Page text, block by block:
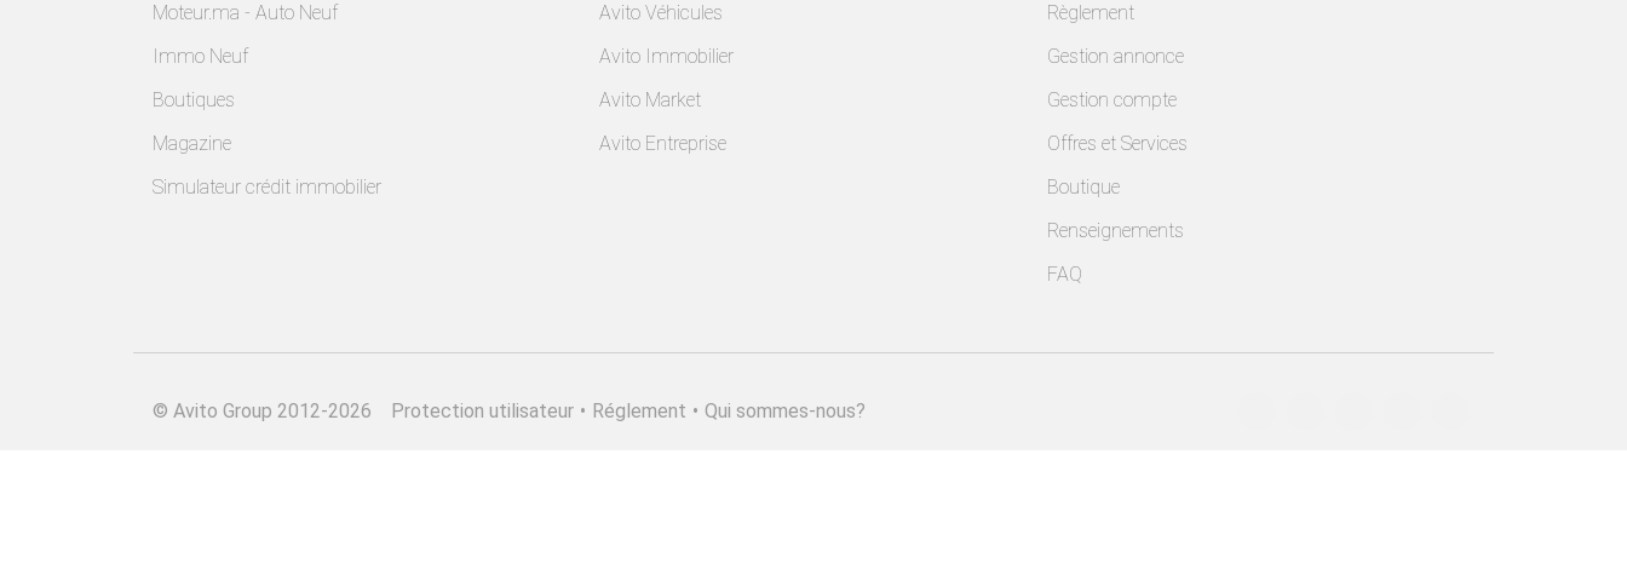
Moteur.ma - Auto Neuf
Immo Neuf
Boutiques
Magazine
Simulateur crédit immobilier
Avito Véhicules
Avito Immobilier
Avito Market
Avito Entreprise
Règlement
Gestion annonce
Gestion compte
Offres et Services
Boutique
Renseignements
FAQ
© Avito Group 2012-2026 Protection utilisateur • Réglement • Qui sommes-nous?